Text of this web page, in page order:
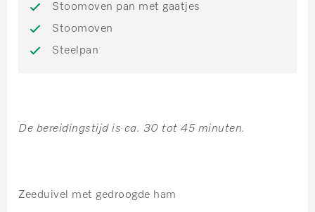
Stoomoven pan met gaatjes
Stoomoven
Steelpan
De bereidingstijd is ca. 30 tot 45 minuten.
Zeeduivel met gedroogde ham